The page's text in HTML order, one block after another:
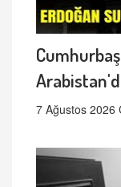
7 Ağustos 2026